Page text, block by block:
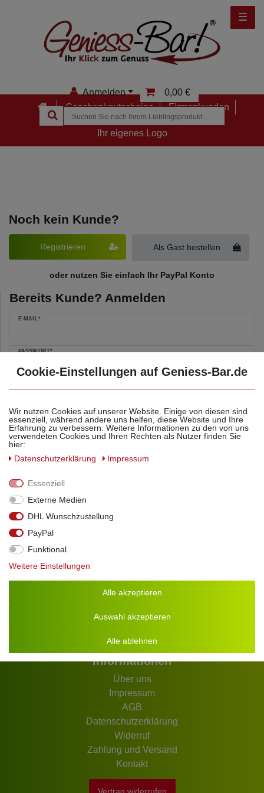
Anmelden
Anmelden
0,00 €
Geschenkgutscheine
Firmenkunden
Ihr eigenes Logo
☰
Noch kein Kunde?
Registrieren Als Gast bestellen
oder nutzen Sie einfach Ihr PayPal Konto
Bereits Kunde? Anmelden
E-MAIL*
PASSWORT*
Anmelden
Preis inkl. deutscher MwSt. zzgl.
ist abhängig vom Mehrwertsteuersatz des Lieferlandes
info[at]geniess-bar.de
Mo. - Fr. 8.00 - 16.00 Uhr
Informationen
Über uns
Impressum
AGB
Datenschutzerklärung
Widerruf
Zahlung und Versand
Kontakt
Vertrag widerrufen
Cookie-Einstellungen auf Geniess-Bar.de
Wir nutzen Cookies auf unserer Website. Einige von diesen sind
essenziell, während andere uns helfen, diese Website und Ihre
Erfahrung zu verbessern. Weitere Informationen zu den von uns
verwendeten Cookies und Ihren Rechten als Nutzer finden Sie
hier:
Daten­schutz­erklärung
Impressum
Essenziell
Externe Medien
DHL Wunschzustellung
PayPal
Funktional
Weitere Einstellungen
Alle akzeptieren
Auswahl akzeptieren
Alle ablehnen